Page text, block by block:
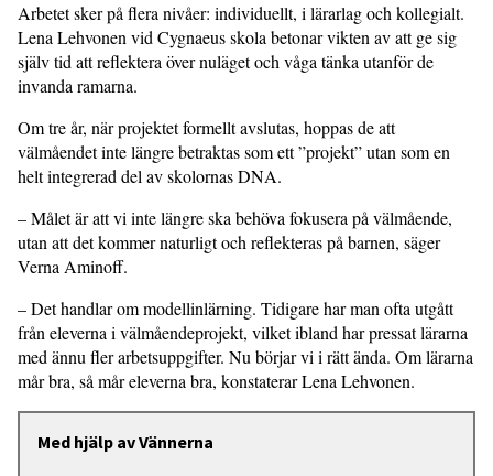
Arbetet sker på flera nivåer: individuellt, i lärarlag och kollegialt.
Lena Lehvonen vid Cygnaeus skola betonar vikten av att ge sig
själv tid att reflektera över nuläget och våga tänka utanför de
invanda ramarna.
Om tre år, när projektet formellt avslu­tas, hoppas de att
välmåendet inte längre betraktas som ett ”projekt” utan som en
helt integrerad del av skolornas DNA.
– Målet är att vi inte längre ska behöva fokusera på välmående,
utan att det kommer naturligt och reflekteras på barnen, säger
Verna Aminoff.
– Det handlar om modellinlärning. Tidigare har man ofta utgått
från eleverna i välmåendeprojekt, vilket ibland har pressat lärarna
med ännu fler arbetsuppgifter. Nu börjar vi i rätt ända. Om lärarna
mår bra, så mår eleverna bra, konstaterar Lena Lehvonen.
Med hjälp av Vännerna